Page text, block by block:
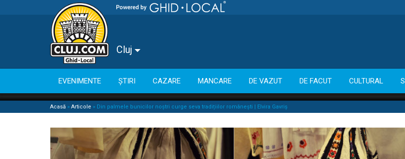
Cluj
EVENIMENTE ȘTIRI CAZARE MANCARE DE VAZUT DE FACUT CULTURAL
Acasă » Articole » Din palmele bunicilor noștri curge seva tradițiilor românești | Elvira Gavriș